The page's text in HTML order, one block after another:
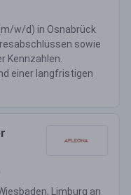
w/d) in Osnabrück
sowie
Kennzahlen.
einer langfristigen
Limburg an